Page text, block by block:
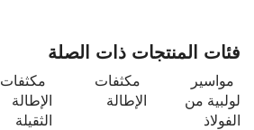
فئات المنتجات ذات الصلة
مواسير
لولبية من
الفولاذ
مكثفات
الإطالة
مكثفات
الإطالة
الثقيلة